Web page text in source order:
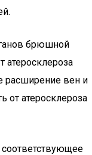
брюшной
атеросклероза
расширение вен и
от атеросклероза
соответствующее